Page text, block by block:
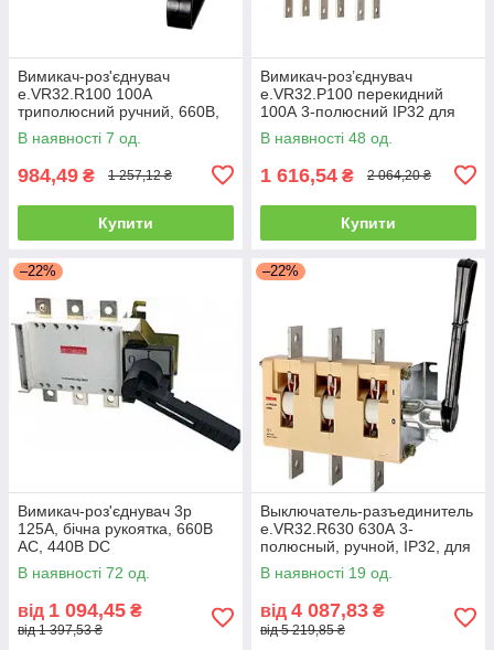
Вимикач-роз'єднувач
e.VR32.R100 100А
триполюсний ручний, 660В,
IP32
В наявності 7 од.
984,49 ₴ 1 257,12 ₴
Купити
Вимикач-роз’єднувач
e.VR32.P100 перекидний
100А 3-полюсний IP32 для
електричних ланцюгів
В наявності 48 од.
1 616,54 ₴ 2 064,20 ₴
Купити
–22%
Вимикач-роз'єднувач 3р
125А, бічна рукоятка, 660В
AC, 440В DC
В наявності 72 од.
від 1 094,45 ₴
від 1 397,53 ₴
–22%
Выключатель-разъединитель
e.VR32.R630 630А 3-
полюсный, ручной, IP32, для
660В
В наявності 19 од.
від 4 087,83 ₴
від 5 219,85 ₴